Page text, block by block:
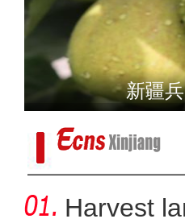
新疆
Harvest